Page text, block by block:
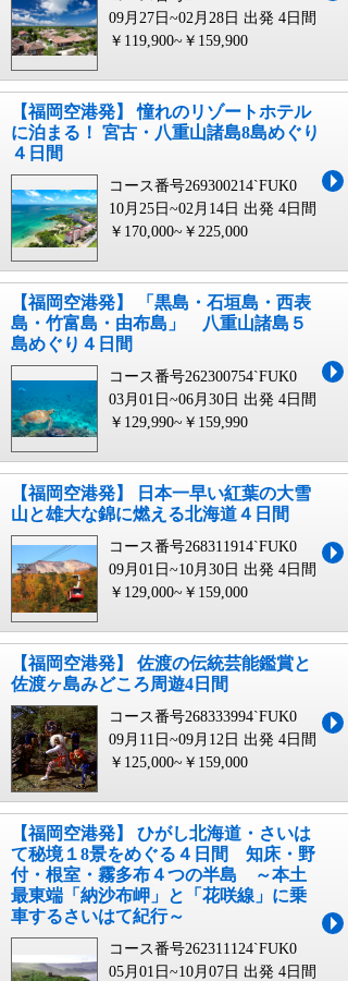
09月27日~02月28日 出発 4日間
￥119,900~￥159,900
【福岡空港発】 憧れのリゾートホテル
に泊まる！ 宮古・八重山諸島8島めぐり
４日間
コース番号269300214`FUK0
10月25日~02月14日 出発 4日間
￥170,000~￥225,000
【福岡空港発】 「黒島・石垣島・西表
島・竹富島・由布島」 八重山諸島５
島めぐり４日間
コース番号262300754`FUK0
03月01日~06月30日 出発 4日間
￥129,990~￥159,990
【福岡空港発】 日本一早い紅葉の大雪
山と雄大な錦に燃える北海道４日間
コース番号268311914`FUK0
09月01日~10月30日 出発 4日間
￥129,000~￥159,000
【福岡空港発】 佐渡の伝統芸能鑑賞と
佐渡ヶ島みどころ周遊4日間
コース番号268333994`FUK0
09月11日~09月12日 出発 4日間
￥125,000~￥159,000
【福岡空港発】 ひがし北海道・さいは
て秘境１8景をめぐる４日間 知床・野
付・根室・霧多布４つの半島 ～本土
最東端「納沙布岬」と「花咲線」に乗
車するさいはて紀行～
コース番号262311124`FUK0
05月01日~10月07日 出発 4日間